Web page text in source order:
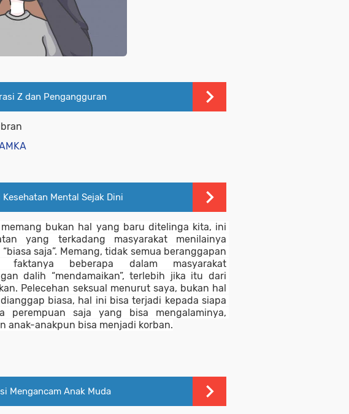
Z dan Pengangguran
Kesehatan Mental Sejak Dini
memang bukan hal yang baru ditelinga kita, ini
yang terkadang masyarakat menilainya
saja”. Memang, tidak semua beranggapan
faktanya beberapa dalam masyarakat
dalih “mendamaikan”, terlebih jika itu dari
Pelecehan seksual menurut saya, bukan hal
biasa, hal ini bisa terjadi kepada siapa
perempuan saja yang bisa mengalaminya,
anak-anakpun bisa menjadi korban.
Mengancam Anak Muda